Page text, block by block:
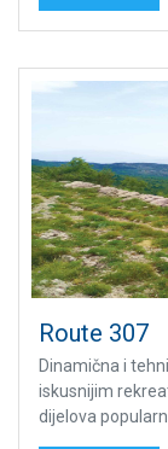
Route 307
Dinamična i
iskusnijim
dijelova